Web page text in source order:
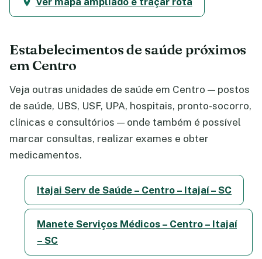
Estabelecimentos de saúde próximos
em Centro
Veja outras unidades de saúde em Centro — postos
de saúde, UBS, USF, UPA, hospitais, pronto-socorro,
clínicas e consultórios — onde também é possível
marcar consultas, realizar exames e obter
medicamentos.
Itajai Serv de Saúde – Centro – Itajaí – SC
Manete Serviços Médicos – Centro – Itajaí
– SC